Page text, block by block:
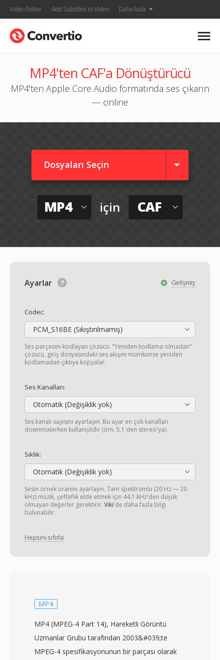
Video Editor Add Subtitles to Video Daha fazla
MP4'ten CAF'a Dönüştürücü
MP4'ten Apple Core Audio formatında ses çıkarın
— online
Dosyaları Seçin
MP4 için CAF
Gelişmiş
Ayarlar
Codec:
PCM_S16BE (Sıkıştırılmamış)
Ses parçasını kodlayan çözücü. "Yeniden kodlama olmadan"
çözücü, giriş dosyasındaki ses akışını mümkünse yeniden
kodlamadan çıktıya kopyalar.
Ses Kanalları:
Otomatik (Değişiklik yok)
Ses kanalı sayısını ayarlayın. Bu ayar en çok kanalları
downmixlerken kullanışlıdır (örn. 5,1'den stereo'ya).
Sıklık:
Otomatik (Değişiklik yok)
Sesin örnek oranını ayarlayın. Tam spektrumlu (20 Hz — 20
kHz) müzik, şeffaflık elde etmek için 44.1 kHz'den düşük
olmayan değerler gerektirir. Viki'de daha fazla bilgi
bulunabilir.
Hepsini sıfırla
MP4
MP4 (MPEG-4 Part 14), Hareketli Görüntü
Uzmanlar Grubu tarafından 2003&#039;te
MPEG-4 spesifikasyonunun bir parçası olarak